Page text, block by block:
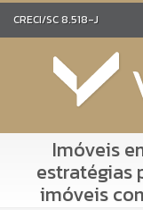
CRECI/SC 8.518-J
Imóveis
estratégias
imóveis